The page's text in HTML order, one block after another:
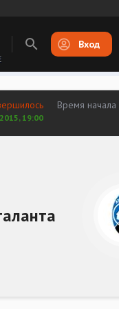
Вход
Время начала
19:00